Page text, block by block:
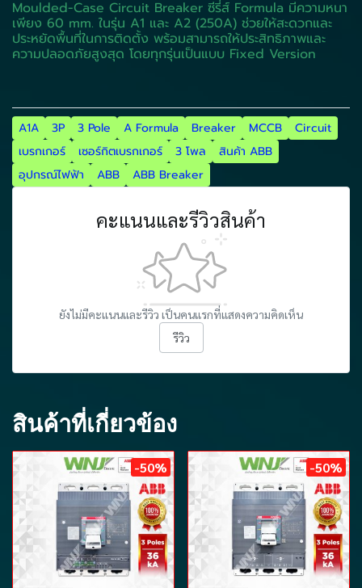
Moulded-Case Circuit Breaker ซีรี่ส์ Formula มีความหนา
เพียง 60 mm. ในรุ่น A1 และ A2 (250A) ช่วยให้สะดวกและ
ประหยัดพื้นที่ในการติดตั้ง พร้อมสามารถให้ประสิทธิภาพและ
ความปลอดภัยสูงสุด โดยทุกรุ่นเป็นแบบ Fixed Version
A1A 3P 3 Pole A Formula Breaker MCCB
Circuit
เบรกเกอร์
เซอร์กิตเบรกเกอร์ 3 โพล
สินค้า ABB
อุปกรณ์ไฟฟ้า
ABB ABB Breaker
คะแนนและรีวิวสินค้า
ยังไม่มีคะแนนและรีวิว เป็นคนแรกที่แสดงความคิดเห็น
รีวิว
สินค้าที่เกี่ยวข้อง
-50% -50%